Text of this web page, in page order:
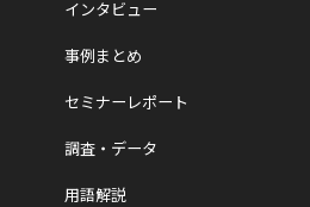
インタビュー
事例まとめ
セミナーレポート
調査・データ
用語解説